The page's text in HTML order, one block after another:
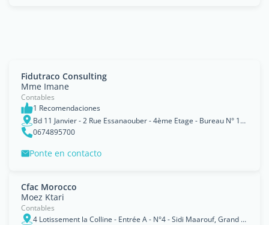
Fidutraco Consulting
Mme Imane
Contables
1 Recomendaciones
Bd 11 Janvier - 2 Rue Essanaouber - 4ème Etage - Bureau N° 12, Casablanca, Grand Casablanca
0674895700
Ponte en contacto
Cfac Morocco
Moez Ktari
Contables
4 Lotissement la Colline - Entrée A - N°4 - Sidi Maarouf, Grand Casablanca